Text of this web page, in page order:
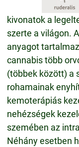
kivonatok a
szerte a világon.
anyagot
cannabis több
(többek között) a
rohamainak
kemoterápiás
nehézségek
szemében az
Néhány esetben